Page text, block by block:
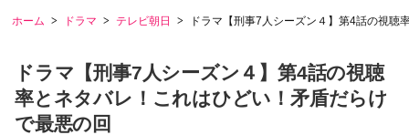
ホーム ドラマ テレビ朝日 ドラマ【刑事7人シーズン４】第4話の視聴
ドラマ【刑事7人シーズン４】第4話の視聴
率とネタバレ！これはひどい！矛盾だらけ
で最悪の回